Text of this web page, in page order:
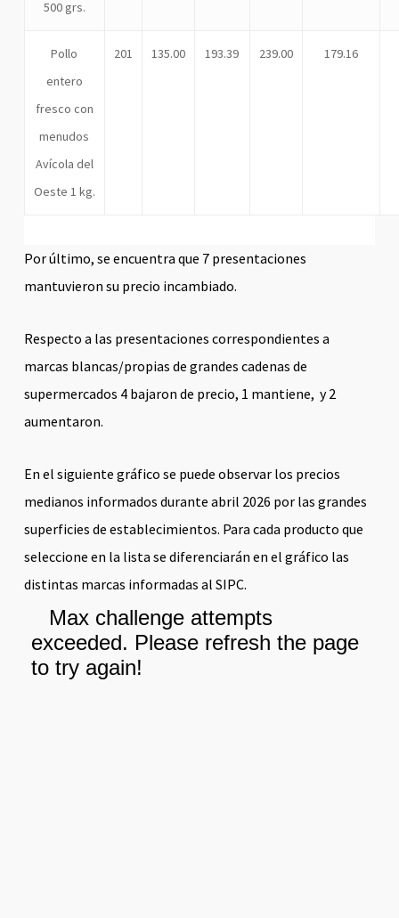
500 grs.
Pollo
entero
fresco con
menudos
Avícola del
Oeste 1 kg.
201 135.00 193.39 239.00 179.16
Por último, se encuentra que 7 presentaciones
mantuvieron su precio incambiado.
Respecto a las presentaciones correspondientes a
marcas blancas/propias de grandes cadenas de
supermercados 4 bajaron de precio, 1 mantiene, y 2
aumentaron.
En el siguiente gráfico se puede observar los precios
medianos informados durante abril 2026 por las grandes
superficies de establecimientos. Para cada producto que
seleccione en la lista se diferenciarán en el gráfico las
distintas marcas informadas al SIPC.